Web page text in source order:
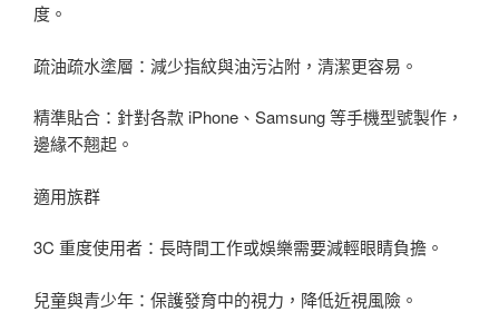
度。
疏油疏水塗層：減少指紋與油污沾附，清潔更容易。
精準貼合：針對各款 iPhone、Samsung 等手機型號製作，
邊緣不翹起。
適用族群
3C 重度使用者：長時間工作或娛樂需要減輕眼睛負擔。
兒童與青少年：保護發育中的視力，降低近視風險。